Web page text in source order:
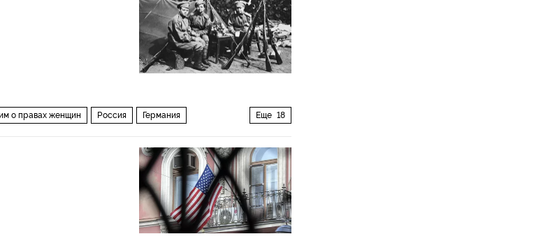
Еще 18
о правах женщин Россия Германия
Нгуе́н Тхи Динь
Первая мировая война